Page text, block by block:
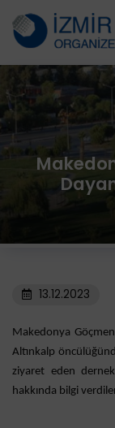
13.12.2023
Makedonya
Altınkalp
ziyaret eden
hakkında bilgi